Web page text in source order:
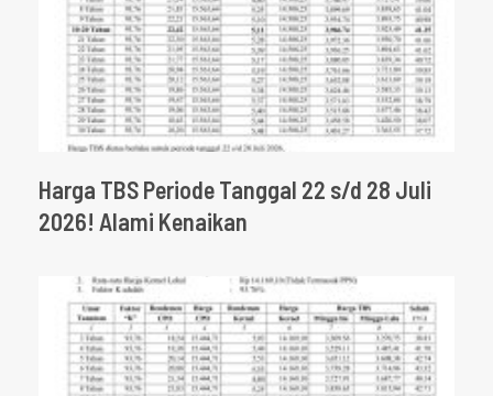
Harga TBS Periode Tanggal 22 s/d 28 Juli
2026! Alami Kenaikan